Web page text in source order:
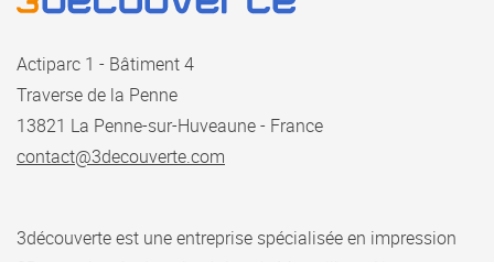
Actiparc 1 - Bâtiment 4
Traverse de la Penne
13821 La Penne-sur-Huveaune - France
contact@3decouverte.com
3découverte est une entreprise spécialisée en impression